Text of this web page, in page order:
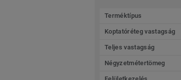
Terméktípus
Koptatóréteg vastagság
Teljes vastagság
Négyzetmétertömeg